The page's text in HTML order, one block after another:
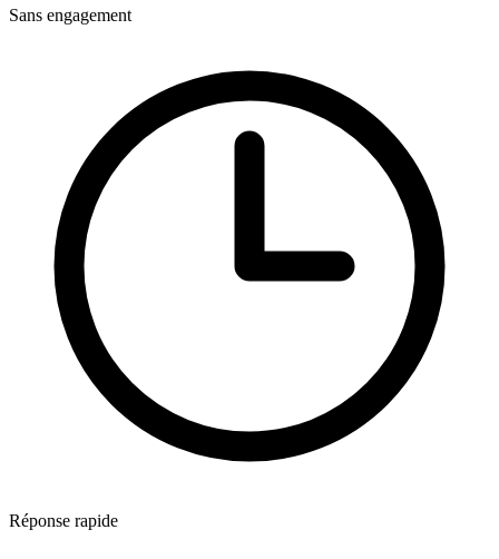
Sans engagement
Réponse rapide